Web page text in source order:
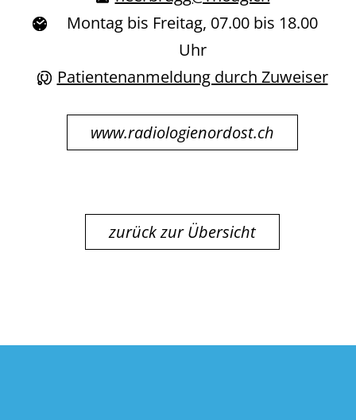
Montag bis Freitag, 07.00 bis 18.00
Uhr
Patientenanmeldung durch Zuweiser
www.radiologienordost.ch
zurück zur Übersicht